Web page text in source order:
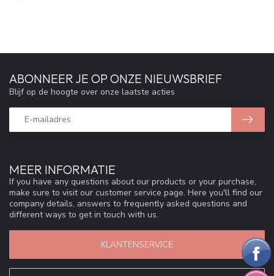
MEER INFORMATIE
If you have any questions about our products or your purchase,
make sure to visit our customer service page. Here you'll find our
company details, answers to frequently asked questions and
different ways to get in touch with us.
KLANTENSERVICE
ABONNEER JE OP ONZE NIEUWSBRIEF
Blijf op de hoogte over onze laatste acties